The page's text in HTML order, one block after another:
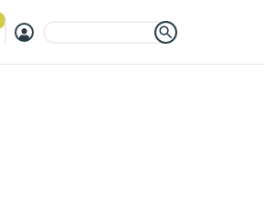
Search Button